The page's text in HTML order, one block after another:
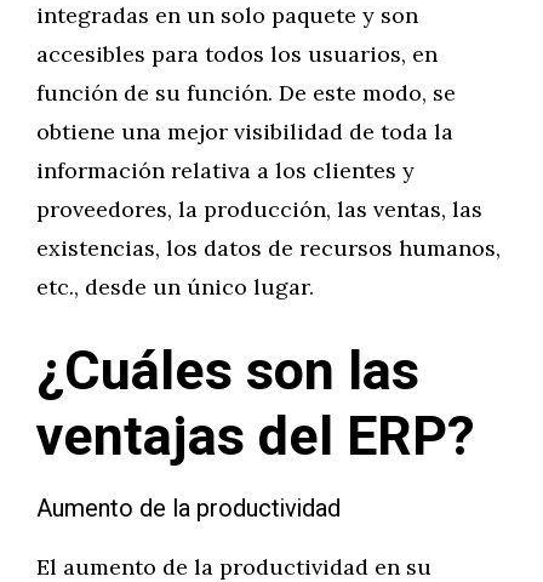
integradas en un solo paquete y son
accesibles para todos los usuarios, en
función de su función. De este modo, se
obtiene una mejor visibilidad de toda la
información relativa a los clientes y
proveedores, la producción, las ventas, las
existencias, los datos de recursos humanos,
etc., desde un único lugar.
¿Cuáles son las
ventajas del ERP?
Aumento de la productividad
El aumento de la productividad en su